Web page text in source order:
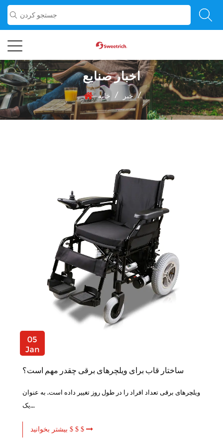
اخبار صنایع
خانه / خبر /
05
Jan
ساختار قاب برای ویلچرهای برقی چقدر مهم است؟
ویلچرهای برقی تعداد افراد را در طول روز تغییر داده است. به عنوان
یک...
بیشتر بخوانید $ $ $